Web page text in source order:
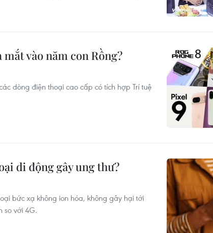
vào năm con Rồng?
dòng điện thoại cao cấp có tích hợp Trí tuệ
di động gây ung thư?
bức xạ không ion hóa, không gây hại tới
so với 4G.